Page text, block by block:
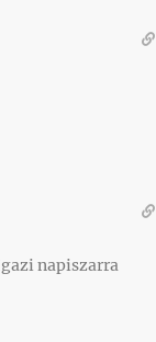
napiszarra